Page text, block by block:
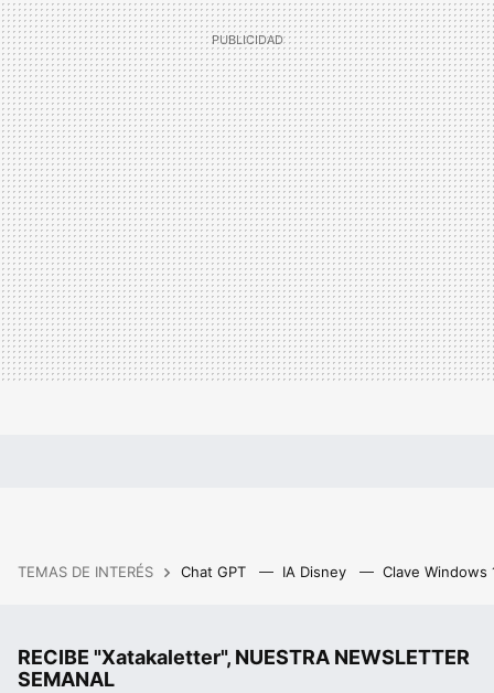
TEMAS DE INTERÉS Chat GPT IA Disney Clave Windows
RECIBE "Xatakaletter", NUESTRA NEWSLETTER
SEMANAL